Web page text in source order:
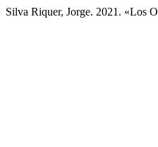
Silva Riquer, Jorge. 2021. «Los